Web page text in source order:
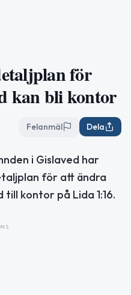
för
kan bli kontor
Felanmäl Dela
i Gislaved har
för att ändra
kontor på Lida 1:16.